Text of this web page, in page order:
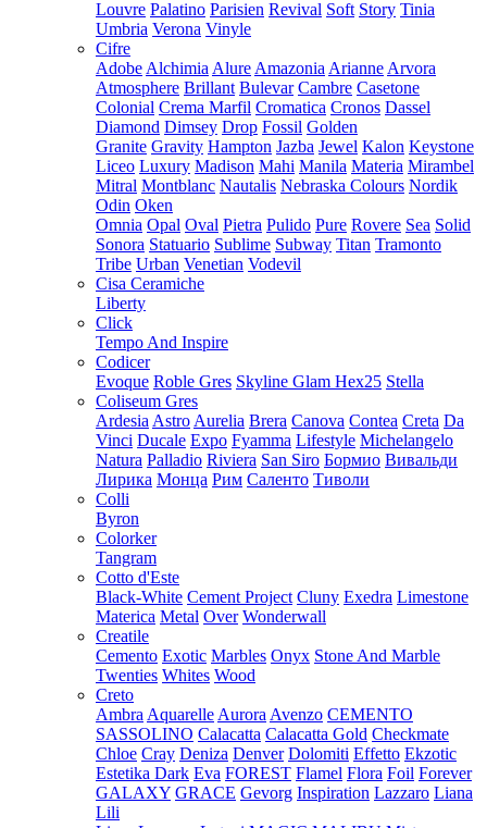
Louvre Palatino Parisien Revival Soft Story Tinia
Umbria Verona Vinyle
Cifre
Adobe Alchimia Alure Amazonia Arianne Arvora
Atmosphere Brillant Bulevar Cambre Casetone
Colonial Crema Marfil Cromatica Cronos Dassel
Diamond Dimsey Drop Fossil Golden
Granite Gravity Hampton Jazba Jewel Kalon Keystone
Liceo Luxury Madison Mahi Manila Materia Mirambel
Mitral Montblanc Nautalis Nebraska Colours Nordik
Odin Oken
Omnia Opal Oval Pietra Pulido Pure Rovere Sea Solid
Sonora Statuario Sublime Subway Titan Tramonto
Tribe Urban Venetian Vodevil
Cisa Ceramiche
Liberty
Click
Tempo And Inspire
Codicer
Evoque Roble Gres Skyline Glam Hex25 Stella
Coliseum Gres
Ardesia Astro Aurelia Brera Canova Contea Creta Da
Vinci Ducale Expo Fyamma Lifestyle Michelangelo
Natura Palladio Riviera San Siro Бормио Вивальди
Лирика Монца Рим Саленто Тиволи
Colli
Byron
Colorker
Tangram
Cotto d'Este
Black-White Cement Project Cluny Exedra Limestone
Materica Metal Over Wonderwall
Creatile
Cemento Exotic Marbles Onyx Stone And Marble
Twenties Whites Wood
Creto
Ambra Aquarelle Aurora Avenzo CEMENTO
SASSOLINO Calacatta Calacatta Gold Checkmate
Chloe Cray Deniza Denver Dolomiti Effetto Ekzotic
Estetika Dark Eva FOREST Flamel Flora Foil Forever
GALAXY GRACE Gevorg Inspiration Lazzaro Liana
Lili